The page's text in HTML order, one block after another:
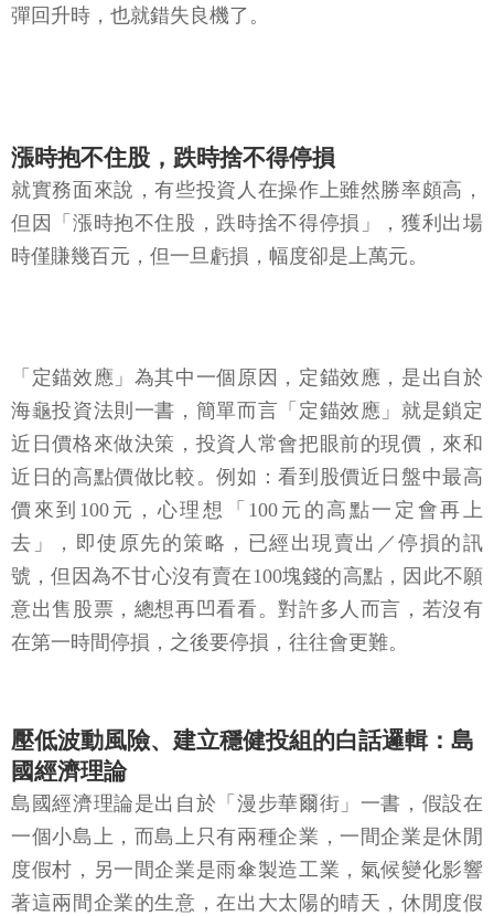
彈回升時，也就錯失良機了。
漲時抱不住股，跌時捨不得停損
就實務面來說，有些投資人在操作上雖然勝率頗高，
但因「漲時抱不住股，跌時捨不得停損」，獲利出場
時僅賺幾百元，但一旦虧損，幅度卻是上萬元。
「定錨效應」為其中一個原因，定錨效應，是出自於
海龜投資法則一書，簡單而言「定錨效應」就是鎖定
近日價格來做決策，投資人常會把眼前的現價，來和
近日的高點價做比較。例如：看到股價近日盤中最高
價來到100元，心理想「100元的高點一定會再上
去」，即使原先的策略，已經出現賣出／停損的訊
號，但因為不甘心沒有賣在100塊錢的高點，因此不願
意出售股票，總想再凹看看。對許多人而言，若沒有
在第一時間停損，之後要停損，往往會更難。
壓低波動風險、建立穩健投組的白話邏輯：島
國經濟理論
島國經濟理論是出自於「漫步華爾街」一書，假設在
一個小島上，而島上只有兩種企業，一間企業是休閒
度假村，另一間企業是雨傘製造工業，氣候變化影響
著這兩間企業的生意，在出大太陽的晴天，休閒度假